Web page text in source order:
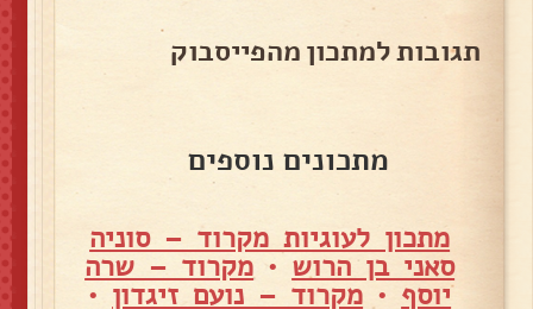
תגובות למתכון מהפייסבוק
מתכונים נוספים
מתכון לעוגיות מקרוד – סוניה
סאני בן הרוש • מקרוד – שרה
יוסף • מקרוד – נועם זיגדון •